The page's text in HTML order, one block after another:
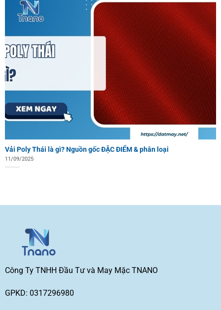
Vải Poly Thái là gì? Nguồn gốc ĐẶC ĐIỂM & phân loại
11/09/2025
Công Ty TNHH Đầu Tư và May Mặc TNANO
GPKD: 0317296980